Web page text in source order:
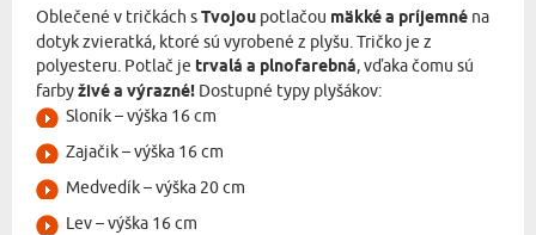
Oblečené v tričkách sTvojou potlačou mäkké a príjemné na
dotyk zvieratká, ktoré sú vyrobené z plyšu. Tričko je z
polyesteru. Potlač je trvalá a plnofarebná, vďaka čomu sú
farbyživé a výrazné! Dostupné typy plyšákov:
Sloník – výška 16 cm
Zajačik – výška 16 cm
Medvedík – výška 20 cm
Lev – výška 16 cm